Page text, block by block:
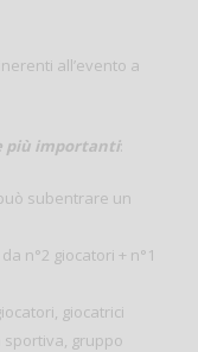
all’evento a
più importanti:
subentrare un
n°2 giocatori + n°1
giocatrici
gruppo